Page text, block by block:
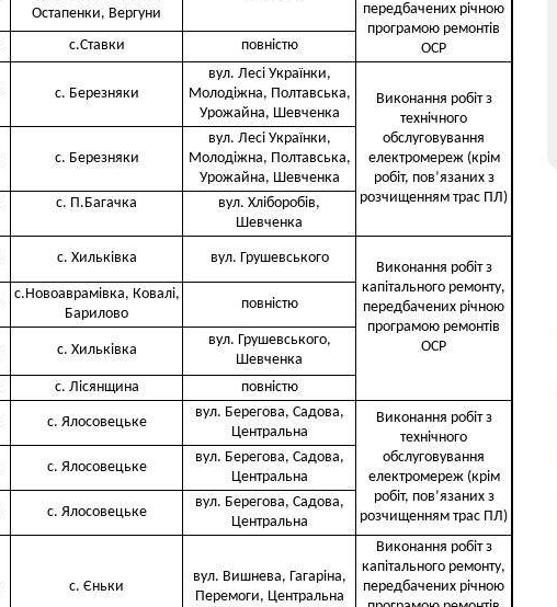
Остапенки, Вергуни
передбачених річною
програмою ремонтів
ОСР
с.Ставки повністю
с. Березняки
вул. Лесі Українки,
Молодіжна, Полтавська,
Урожайна, Шевченка
Виконання робіт з
технічного
обслуговування
електромереж (крім
робіт, пов’язаних з
розчищенням трас ПЛ)
с. Березняки
вул. Лесі Українки,
Молодіжна, Полтавська,
Урожайна, Шевченка
с. П.Бaгачка
вул. Хліборобів,
Шевченка
с. Хильківка вул. Грушевського
Виконання робіт з
капітального ремонту,
передбачених річною
програмою ремонтів
ОСР
с.Новоаврамівка, Ковалі,
Барилово
повністю
с. Хильківка
вул. Грушевського,
Шевченка
с. Лісянщина повністю
с. Ялосовецьке
вул. Берегова, Садова,
Центральна
Виконання робіт з
технічного
обслуговування
електромереж (крім
робіт, пов’язаних з
розчищенням трас ПЛ)
с. Ялосовецьке
вул. Берегова, Садова,
Центральна
с. Ялосовецьке
вул. Берегова, Садова,
Центральна
с. Єньки
вул. Вишнева, Гагаріна,
Перемоги, Центральна
Виконання робіт з
капітального ремонту,
передбачених річною